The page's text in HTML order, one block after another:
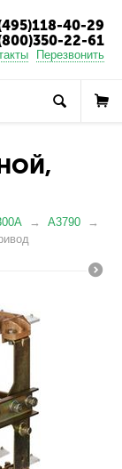
40-29
22-61
Перезвонить
А3790